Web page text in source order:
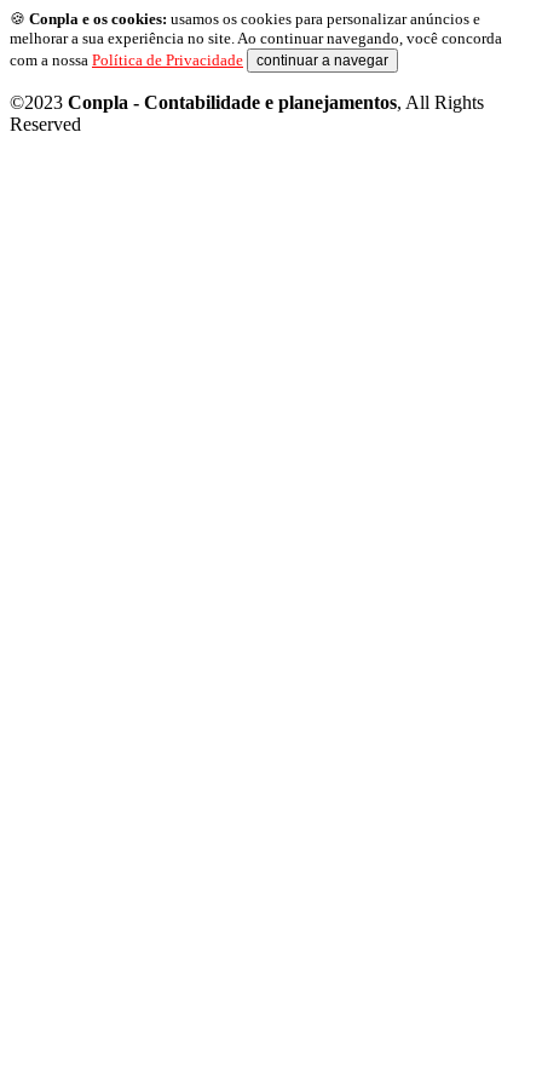
🍪 Conpla e os cookies: usamos os cookies para personalizar anúncios e
melhorar a sua experiência no site. Ao continuar navegando, você concorda
com a nossa Política de Privacidade continuar a navegar
©2023 Conpla - Contabilidade e planejamentos, All Rights
Reserved